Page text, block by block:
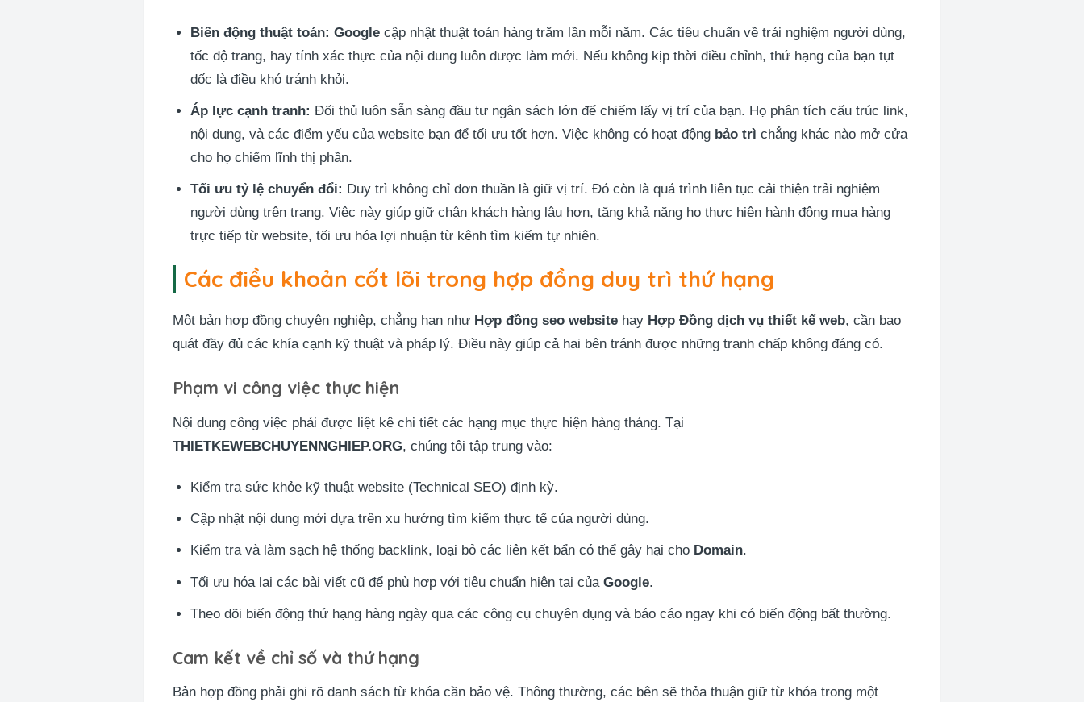
Biến động thuật toán: Google cập nhật thuật toán hàng trăm lần mỗi năm. Các tiêu chuẩn về trải nghiệm người dùng,
tốc độ trang, hay tính xác thực của nội dung luôn được làm mới. Nếu không kịp thời điều chỉnh, thứ hạng của bạn tụt
dốc là điều khó tránh khỏi.
Áp lực cạnh tranh: Đối thủ luôn sẵn sàng đầu tư ngân sách lớn để chiếm lấy vị trí của bạn. Họ phân tích cấu trúc link,
nội dung, và các điểm yếu của website bạn để tối ưu tốt hơn. Việc không có hoạt động bảo trì chẳng khác nào mở cửa
cho họ chiếm lĩnh thị phần.
Tối ưu tỷ lệ chuyển đổi: Duy trì không chỉ đơn thuần là giữ vị trí. Đó còn là quá trình liên tục cải thiện trải nghiệm
người dùng trên trang. Việc này giúp giữ chân khách hàng lâu hơn, tăng khả năng họ thực hiện hành động mua hàng
trực tiếp từ website, tối ưu hóa lợi nhuận từ kênh tìm kiếm tự nhiên.
Các điều khoản cốt lõi trong hợp đồng duy trì thứ hạng
Một bản hợp đồng chuyên nghiệp, chẳng hạn như Hợp đồng seo website hay Hợp Đồng dịch vụ thiết kế web, cần bao
quát đầy đủ các khía cạnh kỹ thuật và pháp lý. Điều này giúp cả hai bên tránh được những tranh chấp không đáng có.
Phạm vi công việc thực hiện
Nội dung công việc phải được liệt kê chi tiết các hạng mục thực hiện hàng tháng. Tại
THIETKEWEBCHUYENNGHIEP.ORG, chúng tôi tập trung vào:
Kiểm tra sức khỏe kỹ thuật website (Technical SEO) định kỳ.
Cập nhật nội dung mới dựa trên xu hướng tìm kiếm thực tế của người dùng.
Kiểm tra và làm sạch hệ thống backlink, loại bỏ các liên kết bẩn có thể gây hại cho Domain.
Tối ưu hóa lại các bài viết cũ để phù hợp với tiêu chuẩn hiện tại củaGoogle.
Theo dõi biến động thứ hạng hàng ngày qua các công cụ chuyên dụng và báo cáo ngay khi có biến động bất thường.
Cam kết về chỉ số và thứ hạng
Bản hợp đồng phải ghi rõ danh sách từ khóa cần bảo vệ. Thông thường, các bên sẽ thỏa thuận giữ từ khóa trong một